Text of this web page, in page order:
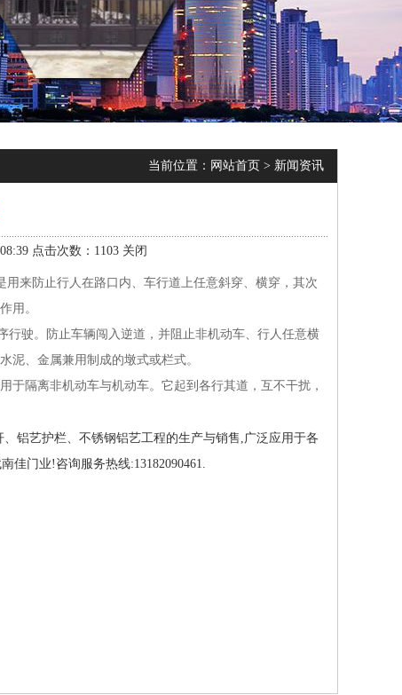
当前位置： 网站首页 > 新闻资讯
点击次数：1103 关闭
来防止行人在路口内、车行道上任意斜穿、横穿，其次
用。
驶。防止车辆闯入逆道，并阻止非机动车、行人任意横
泥、金属兼用制成的墩式或栏式。
隔离非机动车与机动车。它起到各行其道，互不干扰，
铝艺护栏、不锈钢铝艺工程的生产与销售,广泛应用于各
佳门业!咨询服务热线:13182090461.